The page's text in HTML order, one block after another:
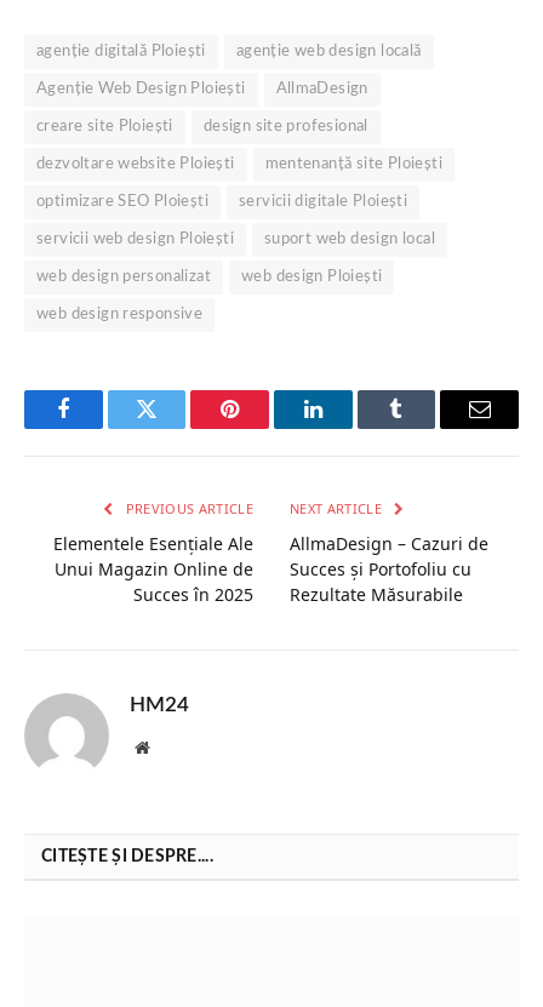
agenție digitală Ploiești agenție web design locală
Agenție Web Design Ploiești AllmaDesign
creare site Ploiești design site profesional
dezvoltare website Ploiești mentenanță site Ploiești
optimizare SEO Ploiești servicii digitale Ploiești
servicii web design Ploiești suport web design local
web design personalizat web design Ploiești
web design responsive
FacebookTwitter Pinterest LinkedInTumblr Email
PREVIOUS ARTICLE
Elementele Esențiale Ale
Unui Magazin Online de
Succes în 2025
NEXT ARTICLE
AllmaDesign – Cazuri de
Succes și Portofoliu cu
Rezultate Măsurabile
HM24
Website
CITEȘTE ȘI DESPRE....